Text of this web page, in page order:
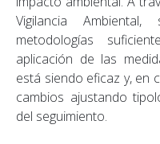
Vigilancia Ambiental,
metodologías
aplicación de las
está siendo eficaz y, en
cambios ajustando
del seguimiento.